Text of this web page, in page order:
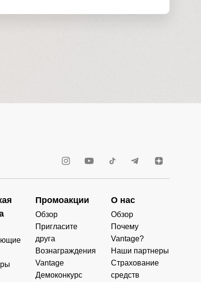
Промоакции
Обзор
Пригласите
друга
Вознаграждения
Vantage
Демоконкурс
О нас
Обзор
Почему
Vantage?
Наши партнеры
Страхование
средств